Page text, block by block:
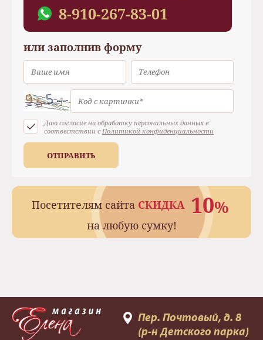
8-910-267-83-01
или заполнив форму
Даю согласие на обработку персональных данных в
соотвестствии с Политикой конфиденциальности
ОТПРАВИТЬ
Посетителям сайта СКИДКА 10%
на любую сумку!
Пер. Почтовый, д. 8
(р-н Детского парка)